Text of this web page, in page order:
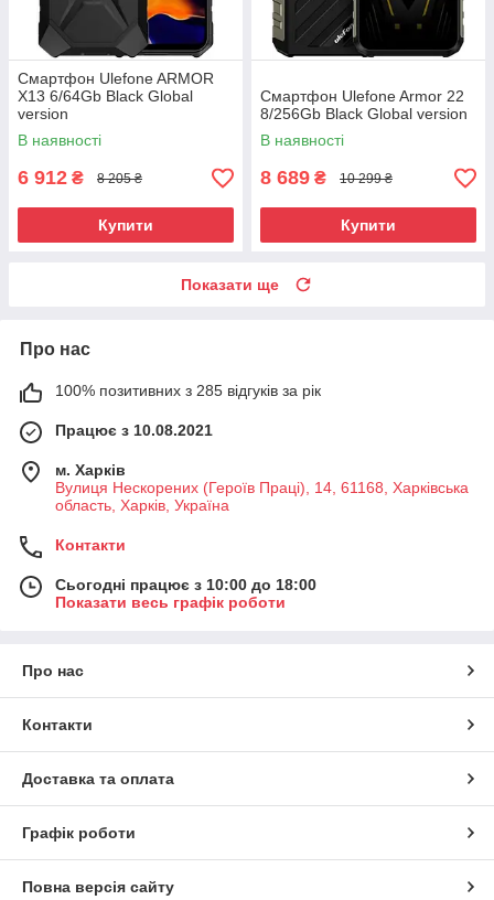
Смартфон Ulefone ARMOR
X13 6/64Gb Black Global
version
В наявності
6 912 ₴ 8 205 ₴
Купити
Смартфон Ulefone Armor 22
8/256Gb Black Global version
В наявності
8 689 ₴ 10 299 ₴
Купити
Показати ще
Про нас
100% позитивних з 285 відгуків за рік
Працює з 10.08.2021
м. Харків
Вулиця Нескорених (Героїв Праці), 14, 61168, Харківська
область, Харків, Україна
Контакти
Сьогодні працює з 10:00 до 18:00
Показати весь графік роботи
Про нас
Контакти
Доставка та оплата
Графік роботи
Повна версія сайту